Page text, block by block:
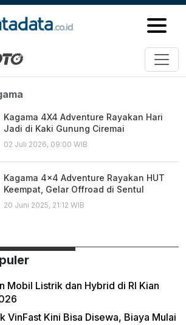
Kagama 4X4 Adventure Rayakan Hari
Jadi di Kaki Gunung Ciremai
02 Juli 2026, 09:00 WIB
Kagama 4x4 Adventure Rayakan HUT
Keempat, Gelar Offroad di Sentul
20 Juni 2025, 21:12 WIB
Mobil Listrik dan Hybrid di RI Kian
VinFast Kini Bisa Disewa, Biaya Mulai